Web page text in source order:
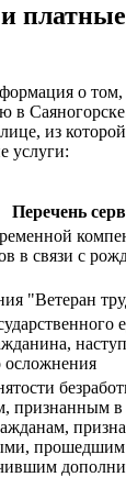
о том,
в
из
услуги:
Перечень
в связи с
"Ветеран
осложнения
признанным